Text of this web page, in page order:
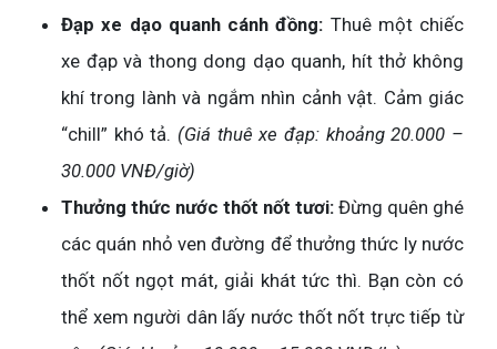
Đạp xe dạo quanh cánh đồng: Thuê một chiếc
xe đạp và thong dong dạo quanh, hít thở không
khí trong lành và ngắm nhìn cảnh vật. Cảm giác
“chill” khó tả. (Giá thuê xe đạp: khoảng 20.000 –
30.000 VNĐ/giờ)
Thưởng thức nước thốt nốt tươi: Đừng quên ghé
các quán nhỏ ven đường để thưởng thức ly nước
thốt nốt ngọt mát, giải khát tức thì. Bạn còn có
thể xem người dân lấy nước thốt nốt trực tiếp từ